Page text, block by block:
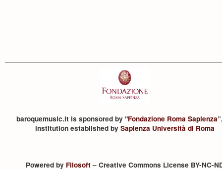
baroquemusic.it is sponsored by "Fondazione Roma Sapienza
institution established by Sapienza Università di Roma
Powered by Filosoft– Creative Commons License BY-NC-